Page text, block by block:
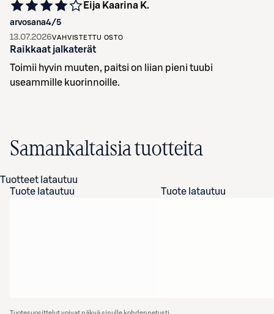
arvosana4/5
Eija Kaarina K.
13.07.2026VAHVISTETTU OSTO
Raikkaat jalkaterät
Toimii hyvin muuten, paitsi on liian pieni tuubi
useammille kuorinnoille.
Samankaltaisia tuotteita
Tuotteet latautuu
Tuote latautuu
Tuote latautuu